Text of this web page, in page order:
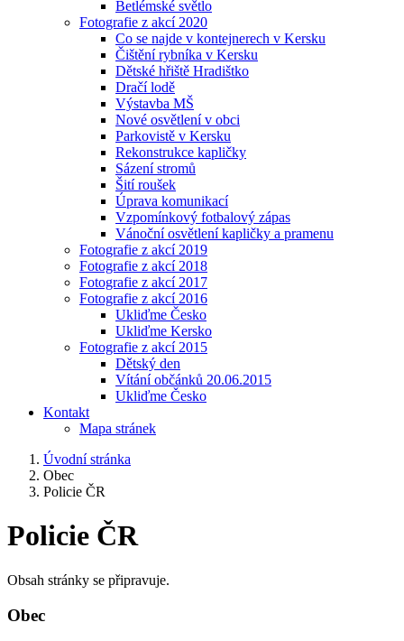
Betlémské světlo
Fotografie z akcí 2020
Co se najde v kontejnerech v Kersku
Čištění rybníka v Kersku
Dětské hřiště Hradištko
Dračí lodě
Výstavba MŠ
Nové osvětlení v obci
Parkovistě v Kersku
Rekonstrukce kapličky
Sázení stromů
Šití roušek
Úprava komunikací
Vzpomínkový fotbalový zápas
Vánoční osvětlení kapličky a pramenu
Fotografie z akcí 2019
Fotografie z akcí 2018
Fotografie z akcí 2017
Fotografie z akcí 2016
Ukliďme Česko
Ukliďme Kersko
Fotografie z akcí 2015
Dětský den
Vítání občánků 20.06.2015
Ukliďme Česko
Kontakt
Mapa stránek
Úvodní stránka
Obec
Policie ČR
Policie ČR
Obsah stránky se připravuje.
Obec